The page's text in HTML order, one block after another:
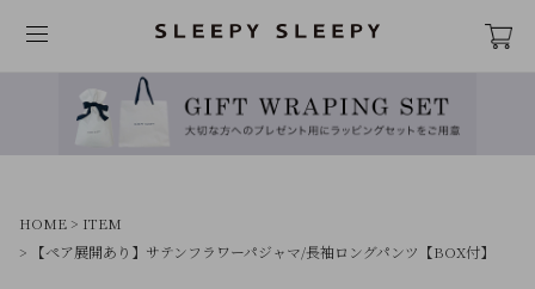
HOME
ITEM
【ペア展開あり】サテンフラワーパジャマ/長袖ロングパンツ【BOX付】